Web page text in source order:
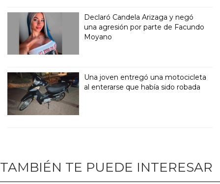
Declaró Candela Arizaga y negó
una agresión por parte de Facundo
Moyano
Una joven entregó una motocicleta
al enterarse que había sido robada
TAMBIÉN TE PUEDE INTERESAR